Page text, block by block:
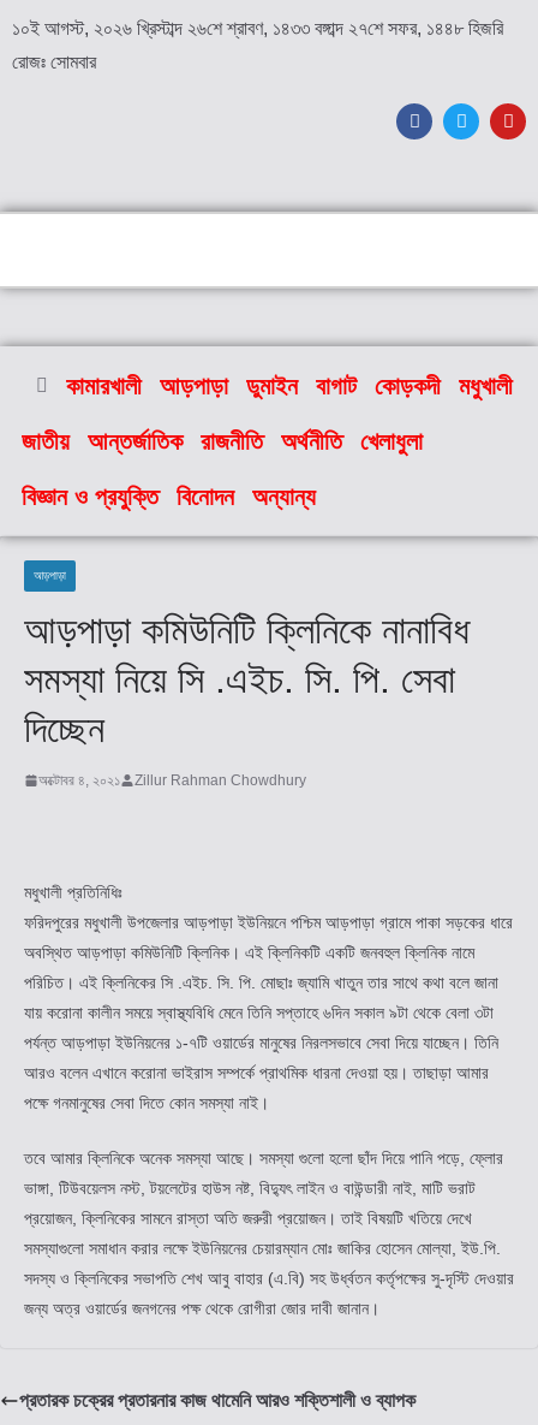
১০ই আগস্ট, ২০২৬ খ্রিস্টাব্দ ২৬শে শ্রাবণ, ১৪৩৩ বঙ্গাব্দ ২৭শে সফর, ১৪৪৮ হিজরি
রোজঃ সোমবার
কামারখালী আড়পাড়া ডুমাইন বাগাট কোড়কদী মধুখালী
জাতীয় আন্তর্জাতিক রাজনীতি অর্থনীতি খেলাধুলা
বিজ্ঞান ও প্রযুক্তি বিনোদন অন্যান্য
আড়পাড়া
আড়পাড়া কমিউনিটি ক্লিনিকে নানাবিধ
সমস্যা নিয়ে সি .এইচ. সি. পি. সেবা
দিচ্ছেন
অক্টোবর ৪, ২০২১ Zillur Rahman Chowdhury
মধুখালী প্রতিনিধিঃ
ফরিদপুরের মধুখালী উপজেলার আড়পাড়া ইউনিয়নে পশ্চিম আড়পাড়া গ্রামে পাকা সড়কের ধারে
অবস্থিত আড়পাড়া কমিউনিটি ক্লিনিক। এই ক্লিনিকটি একটি জনবহুল ক্লিনিক নামে
পরিচিত। এই ক্লিনিকের সি .এইচ. সি. পি. মোছাঃ জ্যামি খাতুন তার সাথে কথা বলে জানা
যায় করোনা কালীন সময়ে স্বাস্থ্যবিধি মেনে তিনি সপ্তাহে ৬দিন সকাল ৯টা থেকে বেলা ৩টা
পর্যন্ত আড়পাড়া ইউনিয়নের ১-৭টি ওয়ার্ডের মানুষের নিরলসভাবে সেবা দিয়ে যাচ্ছেন। তিনি
আরও বলেন এখানে করোনা ভাইরাস সম্পর্কে প্রাথমিক ধারনা দেওয়া হয়। তাছাড়া আমার
পক্ষে গনমানুষের সেবা দিতে কোন সমস্যা নাই।
তবে আমার ক্লিনিকে অনেক সমস্যা আছে। সমস্যা গুলো হলো ছাঁদ দিয়ে পানি পড়ে, ফ্লোর
ভাঙ্গা, টিউবয়েলস নস্ট, টয়লেটের হাউস নষ্ট, বিদ্যুৎ লাইন ও বাউন্ডারী নাই, মাটি ভরাট
প্রয়োজন, ক্লিনিকের সামনে রাস্তা অতি জরুরী প্রয়োজন। তাই বিষয়টি খতিয়ে দেখে
সমস্যাগুলো সমাধান করার লক্ষে ইউনিয়নের চেয়ারম্যান মোঃ জাকির হোসেন মোল্যা, ইউ.পি.
সদস্য ও ক্লিনিকের সভাপতি শেখ আবু বাহার (এ.বি) সহ উর্ধ্বতন কর্তৃপক্ষের সু-দৃস্টি দেওয়ার
জন্য অত্র ওয়ার্ডের জনগনের পক্ষ থেকে রোগীরা জোর দাবী জানান।
প্রতারক চক্রের প্রতারনার কাজ থামেনি আরও শক্তিশালী ও ব্যাপক